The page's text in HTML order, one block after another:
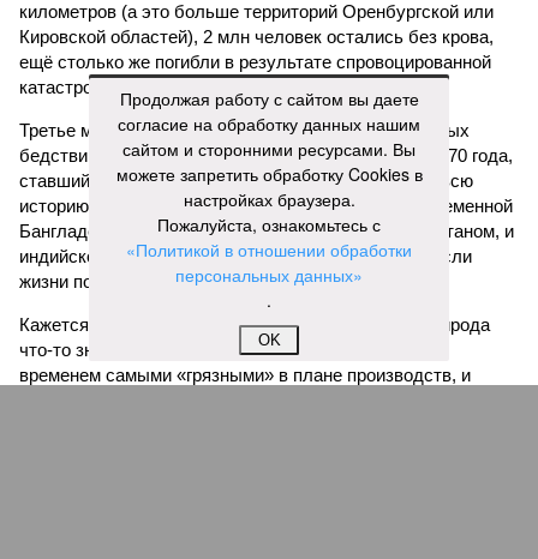
километров (а это больше территорий Оренбургской или
Кировской областей), 2 млн человек остались без крова,
ещё столько же погибли в результате спровоцированной
катастрофой пандемии.
Третье место по кровожадности в рейтинге стихийных
бедствий занимает смертоносный циклон Бхола 1970 года,
ставший самым мощным среди себе подобных за всю
историю наблюдений. Он поразил территории современной
Бангладеш, тогда называвшейся Восточным Пакистаном, и
индийского штата Западная Бенгалия. Шторма унесли
жизни полумиллиона человек.
Кажется, стремящаяся сохранить свою чистоту природа
что-то знала о том, какие именно страны станут со
временем самыми «грязными» в плане производств, и
Продолжая работу с сайтом вы даете
согласие на обработку данных нашим
сайтом и сторонними ресурсами. Вы
можете запретить обработку Cookies в
настройках браузера.
Пожалуйста, ознакомьтесь с
«Политикой в отношении обработки
персональных данных»
.
OK